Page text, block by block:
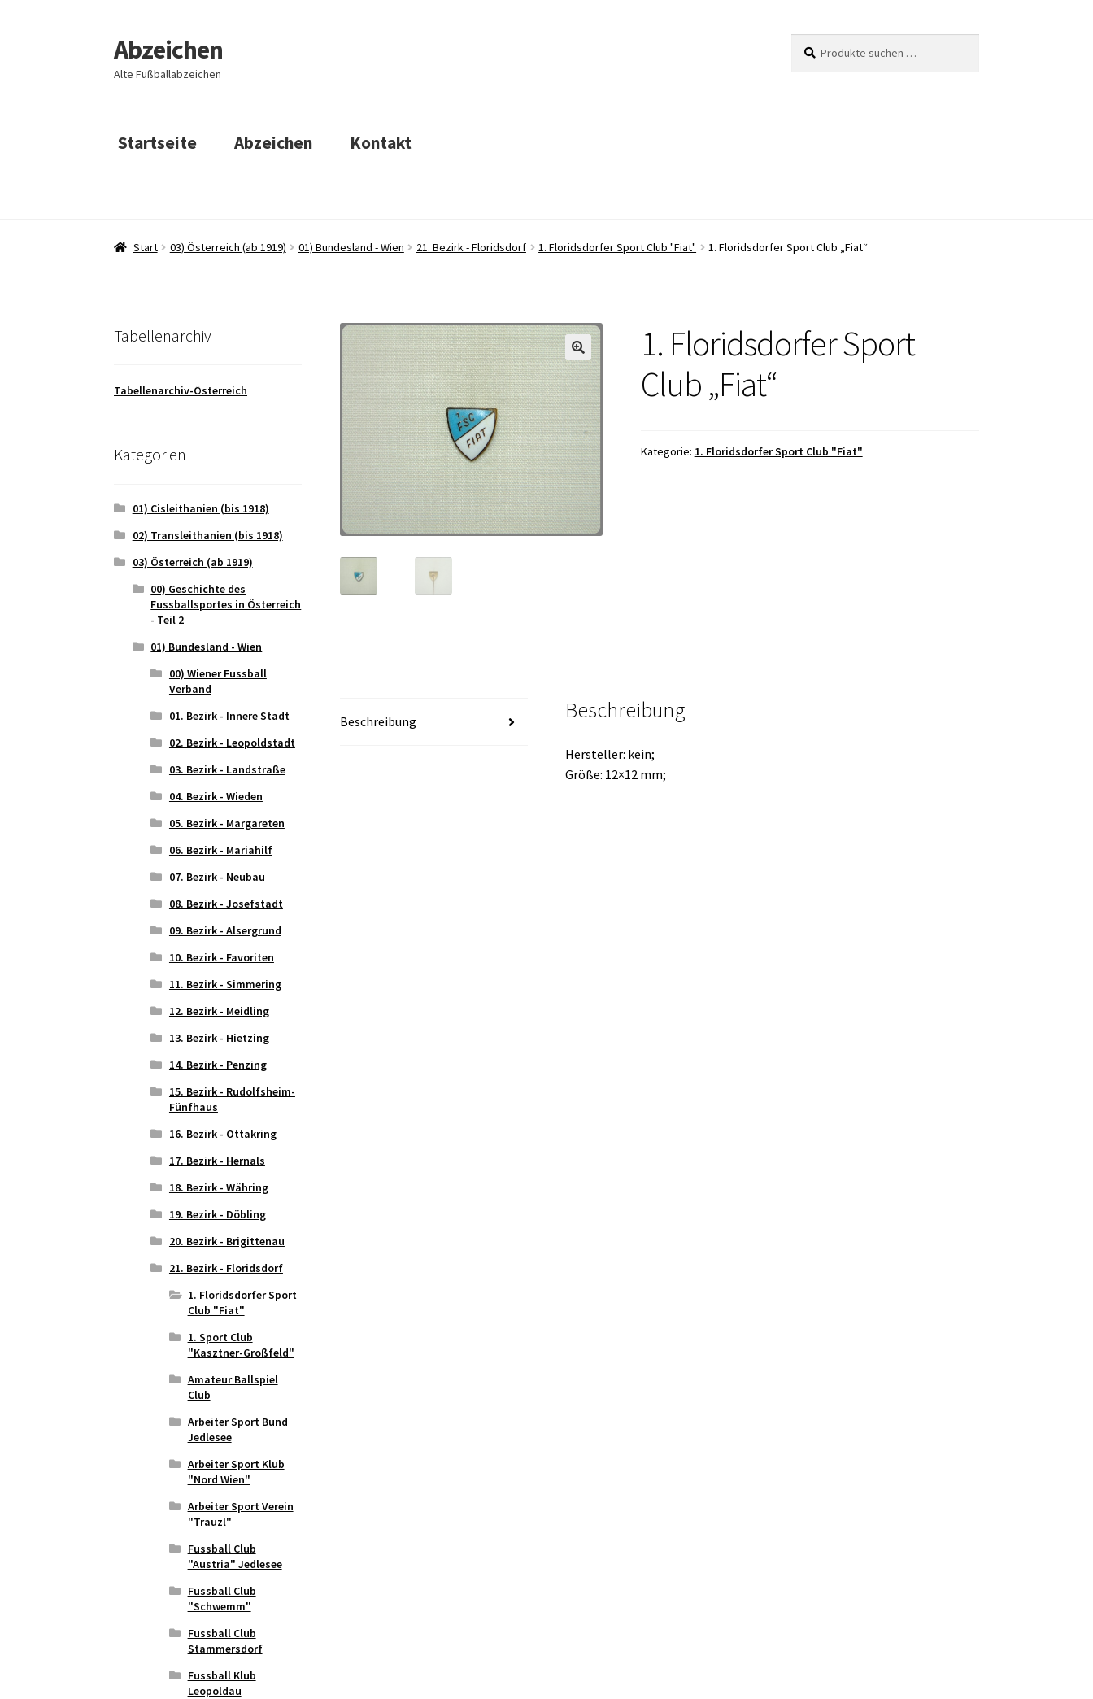
Zur
Navigation
springen
Zum
Inhalt
springen
Abzeichen
Alte Fußballabzeichen
nach:
Startseite Abzeichen Kontakt
Start 03) Österreich (ab 1919) 01) Bundesland - Wien 21. Bezirk - Floridsdorf 1. Floridsdorfer Sport Club "Fiat" 1. Floridsdorfer Sport Club „Fiat“
1. Floridsdorfer Sport
Club „Fiat“
Kategorie: 1. Floridsdorfer Sport Club "Fiat"
Beschreibung Beschreibung
Hersteller: kein;
Größe: 12×12 mm;
Tabellenarchiv
Tabellenarchiv-Österreich
Kategorien
01) Cisleithanien (bis 1918)
02) Transleithanien (bis 1918)
03) Österreich (ab 1919)
00) Geschichte des
Fussballsportes in Österreich
- Teil 2
01) Bundesland - Wien
00) Wiener Fussball
Verband
01. Bezirk - Innere Stadt
02. Bezirk - Leopoldstadt
03. Bezirk - Landstraße
04. Bezirk - Wieden
05. Bezirk - Margareten
06. Bezirk - Mariahilf
07. Bezirk - Neubau
08. Bezirk - Josefstadt
09. Bezirk - Alsergrund
10. Bezirk - Favoriten
11. Bezirk - Simmering
12. Bezirk - Meidling
13. Bezirk - Hietzing
14. Bezirk - Penzing
15. Bezirk - Rudolfsheim-
Fünfhaus
16. Bezirk - Ottakring
17. Bezirk - Hernals
18. Bezirk - Währing
19. Bezirk - Döbling
20. Bezirk - Brigittenau
21. Bezirk - Floridsdorf
1. Floridsdorfer Sport
Club "Fiat"
1. Sport Club
"Kasztner-Großfeld"
Amateur Ballspiel
Club
Arbeiter Sport Bund
Jedlesee
Arbeiter Sport Klub
"Nord Wien"
Arbeiter Sport Verein
"Trauzl"
Fussball Club
"Austria" Jedlesee
Fussball Club
"Schwemm"
Fussball Club
Stammersdorf
Fussball Klub
Leopoldau